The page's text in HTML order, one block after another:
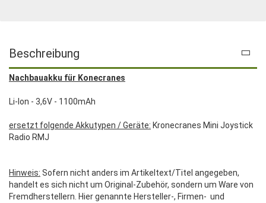
Beschreibung
Nachbauakku für Konecranes
Li-Ion - 3,6V - 1100mAh
ersetzt folgende Akkutypen / Geräte: Kronecranes Mini Joystick
Radio RMJ
Hinweis: Sofern nicht anders im Artikeltext/Titel angegeben,
handelt es sich nicht um Original-Zubehör, sondern um Ware von
Fremdherstellern. Hier genannte Hersteller-, Firmen- und